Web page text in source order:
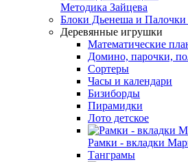
Методика Зайцева
Блоки Дьенеша и
Деревянные игрушки
Математические
Домино, парочки,
Сортеры
Часы и календари
Бизиборды
Пирамидки
Лото детское
Рамки - вкладки
Танграмы